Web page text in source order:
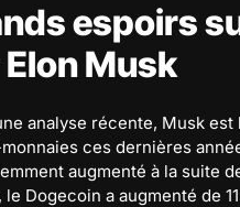
espoirs
Musk
analyse récente, Musk
ces dernières
augmenté à la suite
le Dogecoin a augmenté de